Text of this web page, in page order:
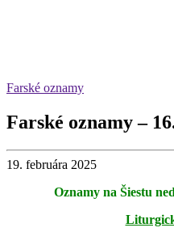
Farské oznamy
Farské oznamy –
19. februára 2025
Oznamy na Šiestu